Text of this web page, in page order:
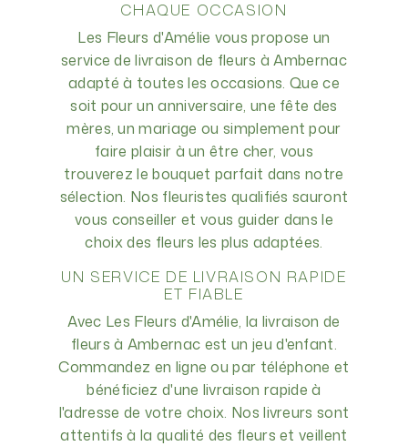
CHAQUE OCCASION
Les Fleurs d'Amélie vous propose un
service de livraison de fleurs à Ambernac
adapté à toutes les occasions. Que ce
soit pour un anniversaire, une fête des
mères, un mariage ou simplement pour
faire plaisir à un être cher, vous
trouverez le bouquet parfait dans notre
sélection. Nos fleuristes qualifiés sauront
vous conseiller et vous guider dans le
choix des fleurs les plus adaptées.
UN SERVICE DE LIVRAISON RAPIDE
ET FIABLE
Avec Les Fleurs d'Amélie, la livraison de
fleurs à Ambernac est un jeu d'enfant.
Commandez en ligne ou par téléphone et
bénéficiez d'une livraison rapide à
l'adresse de votre choix. Nos livreurs sont
attentifs à la qualité des fleurs et veillent